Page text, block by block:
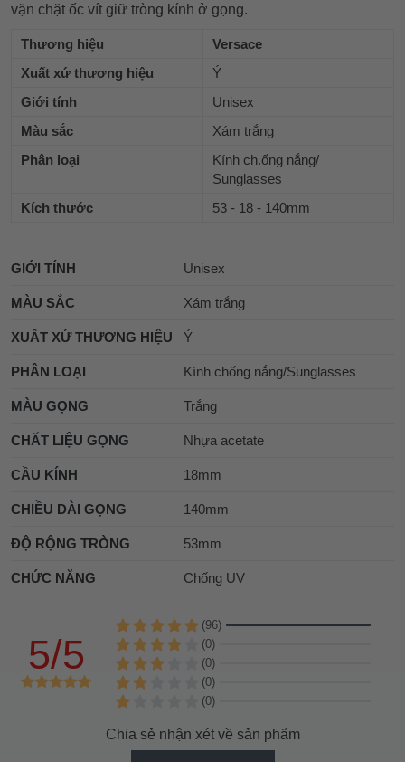
vặn chặt ốc vít giữ tròng kính ở gọng.
Thương hiệu
Versace
Xuất xứ thương hiệu
Ý
Giới tính
Unisex
Màu sắc
Xám trắng
Phân loại
Kính ch.ống nắng/
Sunglasses
Kích thước
53 - 18 - 140mm
GIỚI TÍNH Unisex
MÀU SẮC Xám trắng
XUẤT XỨ THƯƠNG HIỆU Ý
PHÂN LOẠI Kính chống nắng/Sunglasses
MÀU GỌNG Trắng
CHẤT LIỆU GỌNG Nhựa acetate
CẦU KÍNH 18mm
CHIỀU DÀI GỌNG 140mm
ĐỘ RỘNG TRÒNG 53mm
CHỨC NĂNG Chống UV
5/5
(96)
(0)
(0)
(0)
(0)
Chia sẻ nhận xét về sản phẩm